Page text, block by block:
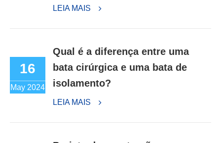
LEIA MAIS
16
May 2024
Qual é a diferença entre uma
bata cirúrgica e uma bata de
isolamento?
LEIA MAIS